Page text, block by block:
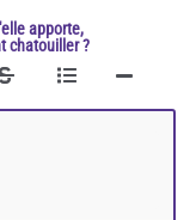
apporte,
chatouiller ?